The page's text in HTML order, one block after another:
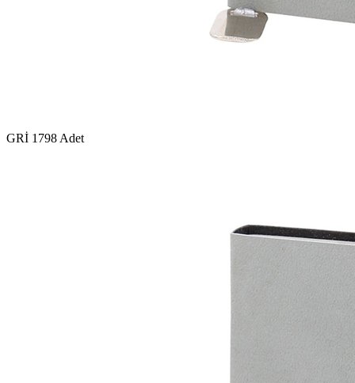
GRİ 1798 Adet